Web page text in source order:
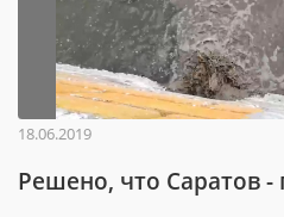
18.06.2019
Решено, что Саратов -